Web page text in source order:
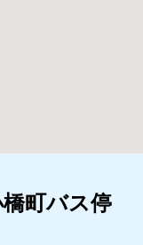
町バス停